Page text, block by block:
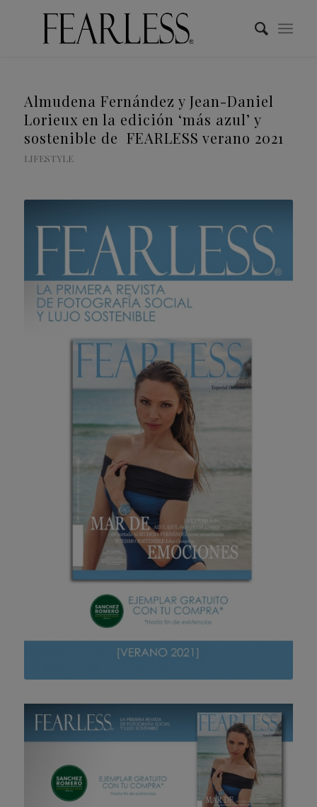
Almudena Fernández y Jean-Daniel
Lorieux en la edición ‘más azul’ y
sostenible de FEARLESS verano 2021
LIFESTYLE